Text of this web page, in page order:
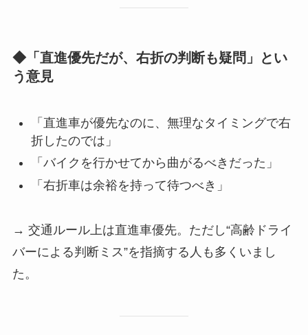
◆「直進優先だが、右折の判断も疑問」とい
う意見
「直進車が優先なのに、無理なタイミングで右
折したのでは」
「バイクを行かせてから曲がるべきだった」
「右折車は余裕を持って待つべき」
→ 交通ルール上は直進車優先。ただし“高齢ドライ
バーによる判断ミス”を指摘する人も多くいまし
た。